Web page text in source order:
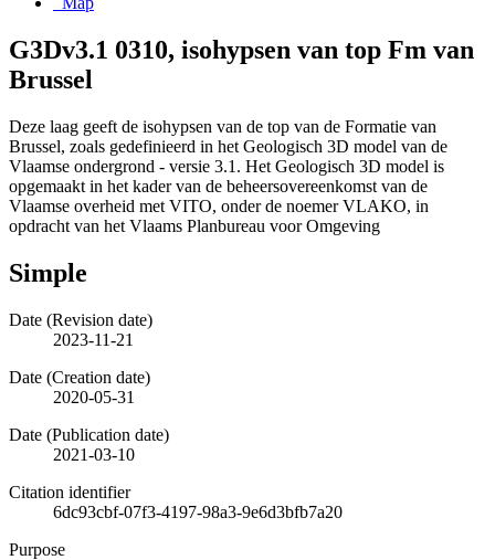
G3Dv3.1 0310, isohypsen van top Fm van
Brussel
Deze laag geeft de isohypsen van de top van de Formatie van
Brussel, zoals gedefinieerd in het Geologisch 3D model van de
Vlaamse ondergrond - versie 3.1. Het Geologisch 3D model is
opgemaakt in het kader van de beheersovereenkomst van de
Vlaamse overheid met VITO, onder de noemer VLAKO, in
opdracht van het Vlaams Planbureau voor Omgeving
Simple
Date (Revision date)
2023-11-21
Date (Creation date)
2020-05-31
Date (Publication date)
2021-03-10
Citation identifier
6dc93cbf-07f3-4197-98a3-9e6d3bfb7a20
Purpose